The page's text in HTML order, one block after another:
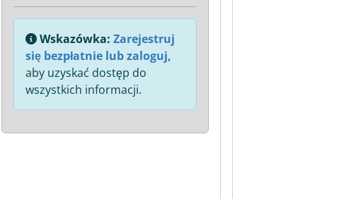
Wskazówka: Zarejestruj
się bezpłatnie lub zaloguj,
aby uzyskać dostęp do
wszystkich informacji.